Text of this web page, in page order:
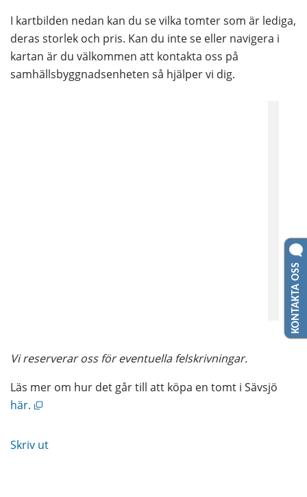
I kartbilden nedan kan du se vilka tomter som är lediga,
deras storlek och pris. Kan du inte se eller navigera i
kartan är du välkommen att kontakta oss på
samhällsbyggnadsenheten så hjälper vi dig.
Vi reserverar oss för eventuella felskrivningar.
Läs mer om hur det går till att köpa en tomt i Sävsjö
här.
Skriv ut
KONTAKTA OSS